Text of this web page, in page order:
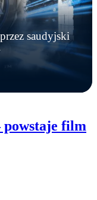
saudyjski
multiplayerów.
w młode
2 został
saudyjski
film